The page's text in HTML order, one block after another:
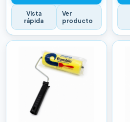
Vista
rápida
Ver
producto